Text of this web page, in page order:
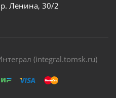
Ленина, 30/2
(integral.tomsk.ru)